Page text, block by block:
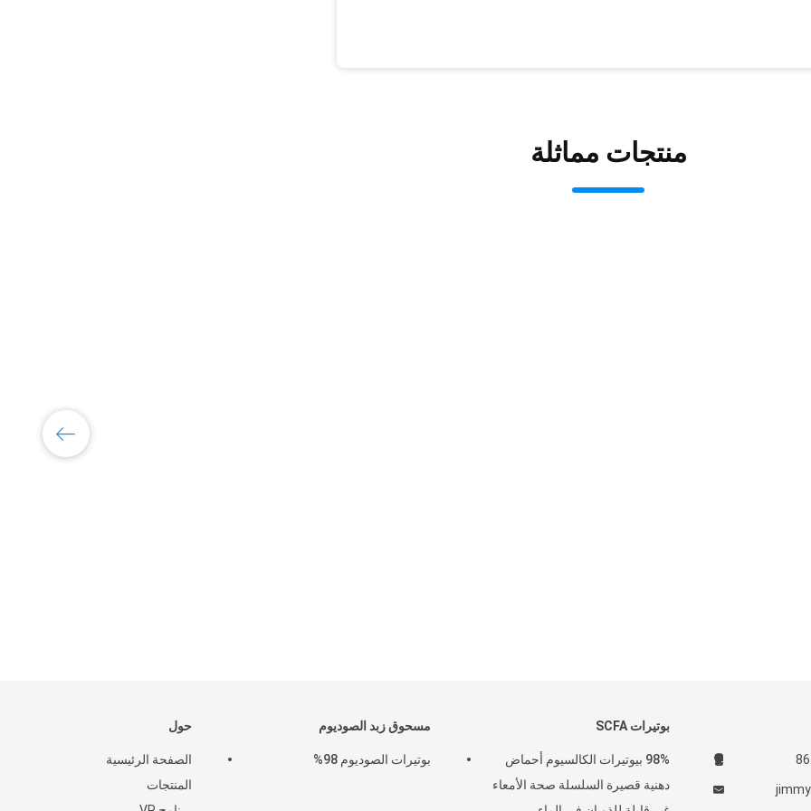
منتجات مماثلة
حول
الصفحة الرئيسية
المنتجات
مسحوق زبد الصوديوم
بوتيرات الصوديوم 98%
بوتيرات SCFA
98% بيوتيرات الكالسيوم أحماض
دهنية قصيرة السلسلة صحة الأمعاء